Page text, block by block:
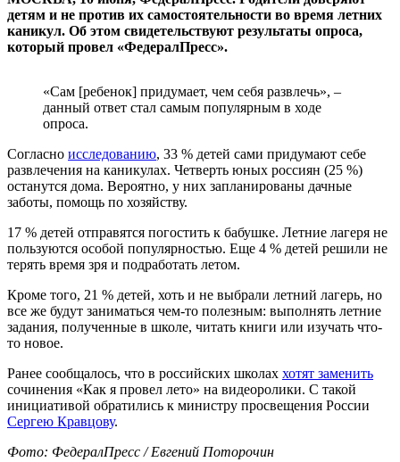
детям и не против их самостоятельности во время летних
каникул. Об этом свидетельствуют результаты опроса,
который провел «ФедералПресс».
«Сам [ребенок] придумает, чем себя развлечь», –
данный ответ стал самым популярным в ходе
опроса.
Согласно исследованию, 33 % детей сами придумают себе
развлечения на каникулах. Четверть юных россиян (25 %)
останутся дома. Вероятно, у них запланированы дачные
заботы, помощь по хозяйству.
17 % детей отправятся погостить к бабушке. Летние лагеря не
пользуются особой популярностью. Еще 4 % детей решили не
терять время зря и подработать летом.
Кроме того, 21 % детей, хоть и не выбрали летний лагерь, но
все же будут заниматься чем-то полезным: выполнять летние
задания, полученные в школе, читать книги или изучать что-
то новое.
Ранее сообщалось, что в российских школах хотят заменить
сочинения «Как я провел лето» на видеоролики. С такой
инициативой обратились к министру просвещения России
Сергею Кравцову.
Фото: ФедералПресс / Евгений Поторочин